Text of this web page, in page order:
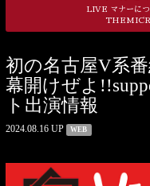
LIVE マナーに
初の名古屋V系
幕開けぜよ
ト出演情報
2024.08.16 UP WEB